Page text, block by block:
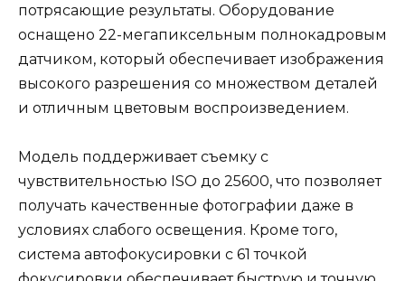
потрясающие результаты. Оборудование
оснащено 22-мегапиксельным полнокадровым
датчиком, который обеспечивает изображения
высокого разрешения со множеством деталей
и отличным цветовым воспроизведением.
Модель поддерживает съемку с
чувствительностью ISO до 25600, что позволяет
получать качественные фотографии даже в
условиях слабого освещения. Кроме того,
система автофокусировки с 61 точкой